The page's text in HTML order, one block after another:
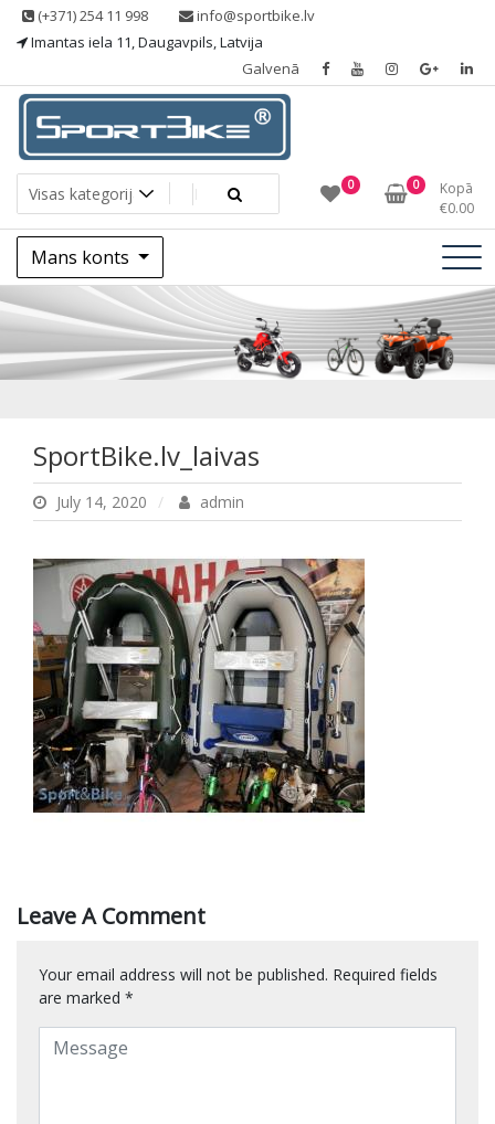
Skip (+371) 254 11 998
info@sportbike.lv
Imantas iela 11, Daugavpils, Latvija
Galvenā
Sportbike
Sporting goods 0 0
Kopā
€0.00
Mans konts
SportBike.lv_laivas
SportBike.lv_laivas
July 14, 2020 admin
Leave A Comment
Your email address will not be published. Required fields
are marked *